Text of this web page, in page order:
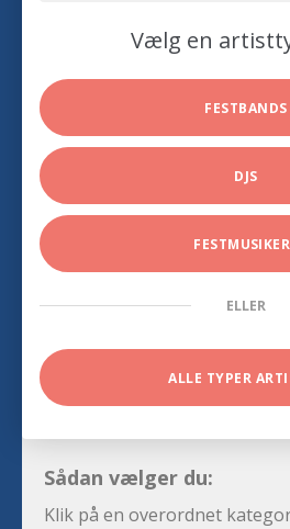
Vælg en
FESTBANDS
DJS
ELLER
ALLE TYPER
Sådan vælger du:
Klik på en overordnet